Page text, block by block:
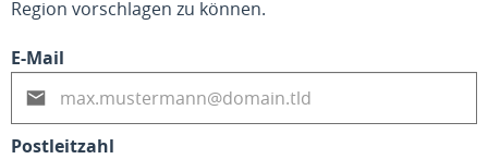
Region vorschlagen zu können.
E-Mail
Postleitzahl